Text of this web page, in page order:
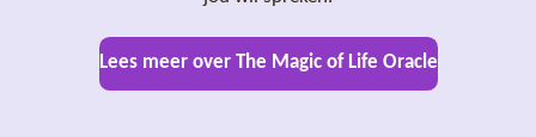
Lees meer over The Magic of Life Oracle